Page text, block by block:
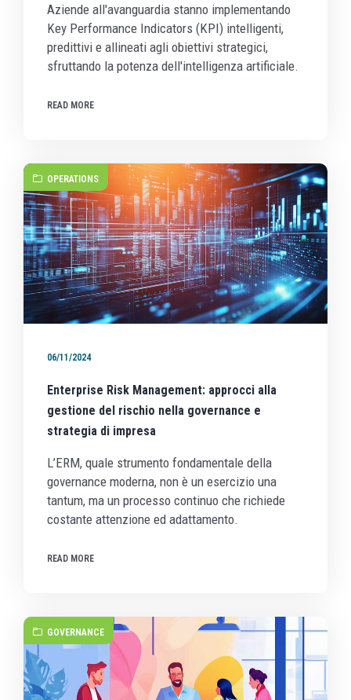
Aziende all'avanguardia stanno implementando
Key Performance Indicators (KPI) intelligenti,
predittivi e allineati agli obiettivi strategici,
sfruttando la potenza dell'intelligenza artificiale.
READ MORE
OPERATIONS
06/11/2024
Enterprise Risk Management: approcci alla
gestione del rischio nella governance e
strategia di impresa
L’ERM, quale strumento fondamentale della
governance moderna, non è un esercizio una
tantum, ma un processo continuo che richiede
costante attenzione ed adattamento.
READ MORE
GOVERNANCE